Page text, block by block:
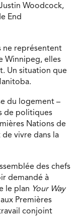
Woodcock,
End
ne représentent
Winnipeg, elles
Un situation que
du logement –
de politiques
Nations de
vivre dans la
des chefs
demandé à
le plan Your Way
Premières
conjoint